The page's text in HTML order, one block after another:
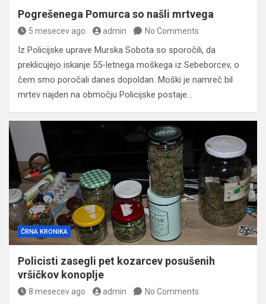
Pogrešenega Pomurca so našli mrtvega
5 mesecev ago admin No Comments
Iz Policijske uprave Murska Sobota so sporočili, da
preklicujejo iskanje 55-letnega moškega iz Sebeborcev, o
čem smo poročali danes dopoldan. Moški je namreč bil
mrtev najden na območju Policijske postaje…
ČRNA KRONIKA
Policisti zasegli pet kozarcev posušenih
vršičkov konoplje
8 mesecev ago admin No Comments